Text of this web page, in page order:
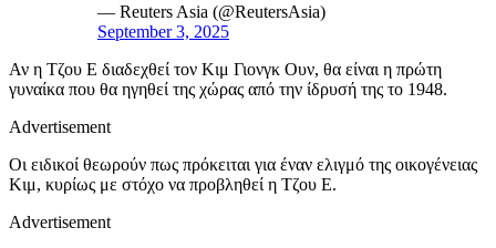
— Reuters Asia (@ReutersAsia)
September 3, 2025
Αν η Τζου Ε διαδεχθεί τον Κιμ Γιονγκ Ουν, θα είναι η πρώτη
γυναίκα που θα ηγηθεί της χώρας από την ίδρυσή της το 1948.
Advertisement
Οι ειδικοί θεωρούν πως πρόκειται για έναν ελιγμό της οικογένειας
Κιμ, κυρίως με στόχο να προβληθεί η Τζου Ε.
Advertisement